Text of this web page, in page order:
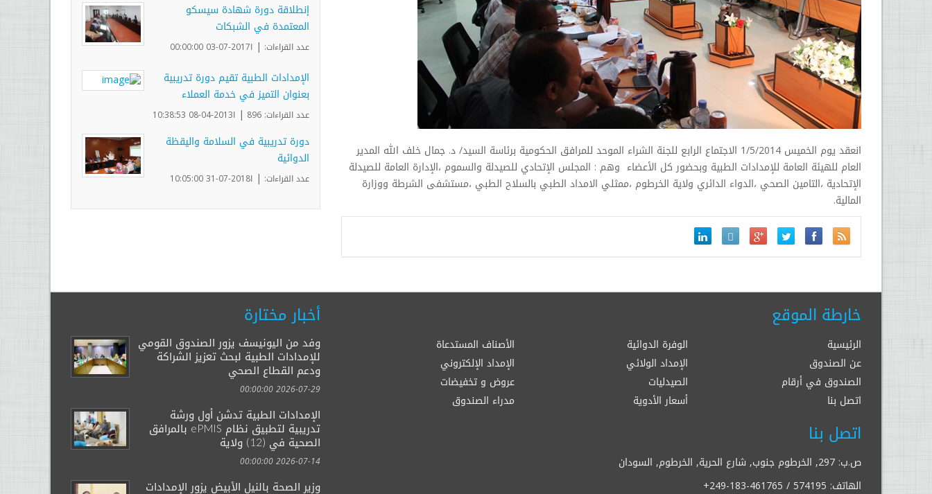
انعقد يوم الخميس 1/5/2014 الاجتماع الرابع للجنة الشراء الموحد للمرافق الحكومية برئاسة السيد/ د. جمال خلف الله المدير
العام للهيئة العامة للإمدادات الطبية وبحضور كل الأعضاء وهم : المجلس الإتحادي للصيدلة والسموم ،الإدارة العامة للصيدلة
الإتحادية ،التامين الصحي ،الدواء الدائري ولاية الخرطوم ،ممثلي الامداد الطبي بالسلاح الطبي ،مستشفى الشرطة ووزارة
المالية.
إنطلاقة دورة شهادة سيسكو
المعتمدة في الشبكات
عدد القراءات: | ا2017-07-03 00:00:00
الإمدادات الطبية تقيم دورة تدريبية
بعنوان التميز في خدمة العملاء
عدد القراءات: 896 | ا2013-04-08 10:38:53
دورة تدريبية في السلامة واليقظة
الدوائية
عدد القراءات: | ا2018-07-31 10:05:00
خارطة الموقع
الرئيسية الوفرة الدوائية
الأصناف المستدعاة
عن الصندوق
الإمداد الولائي
الإمداد الإلكتروني
الصندوق في أرقام
الصيدليات
عروض و تخفيضات
اتصل بنا
أسعار الأدوية مدراء الصندوق
اتصل بنا
ص.ب: 297, الخرطوم جنوب, شارع الحرية, الخرطوم, السودان
الهاتف: +249-183-461765 / 574195
أخبار مختارة
وفد من اليونيسف يزور الصندوق القومي
للإمدادات الطبية لبحث تعزيز الشراكة
ودعم القطاع الصحي
2026-07-29 00:00:00
الإمدادات الطبية تدشن أول ورشة
تدريبية لتطبيق نظام ePMIS بالمرافق
الصحية في (12) ولاية
2026-07-14 00:00:00
وزير الصحة بالنيل الأبيض يزور الإمدادات